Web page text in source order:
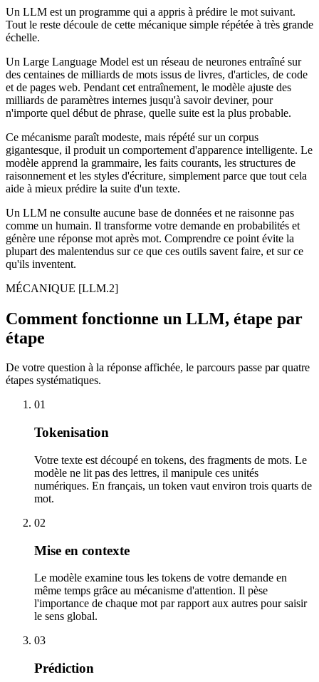
Un LLM est un programme qui a appris à prédire le mot suivant.
Tout le reste découle de cette mécanique simple répétée à très grande
échelle.
Un Large Language Model est un réseau de neurones entraîné sur
des centaines de milliards de mots issus de livres, d'articles, de code
et de pages web. Pendant cet entraînement, le modèle ajuste des
milliards de paramètres internes jusqu'à savoir deviner, pour
n'importe quel début de phrase, quelle suite est la plus probable.
Ce mécanisme paraît modeste, mais répété sur un corpus
gigantesque, il produit un comportement d'apparence intelligente. Le
modèle apprend la grammaire, les faits courants, les structures de
raisonnement et les styles d'écriture, simplement parce que tout cela
aide à mieux prédire la suite d'un texte.
Un LLM ne consulte aucune base de données et ne raisonne pas
comme un humain. Il transforme votre demande en probabilités et
génère une réponse mot après mot. Comprendre ce point évite la
plupart des malentendus sur ce que ces outils savent faire, et sur ce
qu'ils inventent.
MÉCANIQUE [LLM.2]
Comment fonctionne un LLM, étape par
étape
De votre question à la réponse affichée, le parcours passe par quatre
étapes systématiques.
01
Tokenisation
Votre texte est découpé en tokens, des fragments de mots. Le
modèle ne lit pas des lettres, il manipule ces unités
numériques. En français, un token vaut environ trois quarts de
mot.
02
Mise en contexte
Le modèle examine tous les tokens de votre demande en
même temps grâce au mécanisme d'attention. Il pèse
l'importance de chaque mot par rapport aux autres pour saisir
le sens global.
03
Prédiction